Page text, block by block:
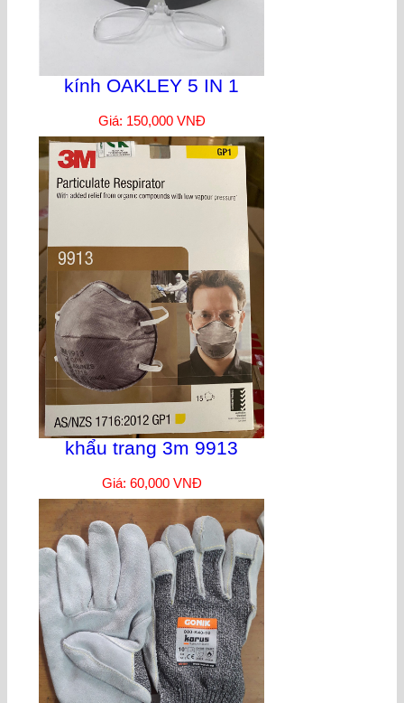
kính OAKLEY 5 IN 1
Giá: 150,000 VNĐ
khẩu trang 3m 9913
Giá: 60,000 VNĐ